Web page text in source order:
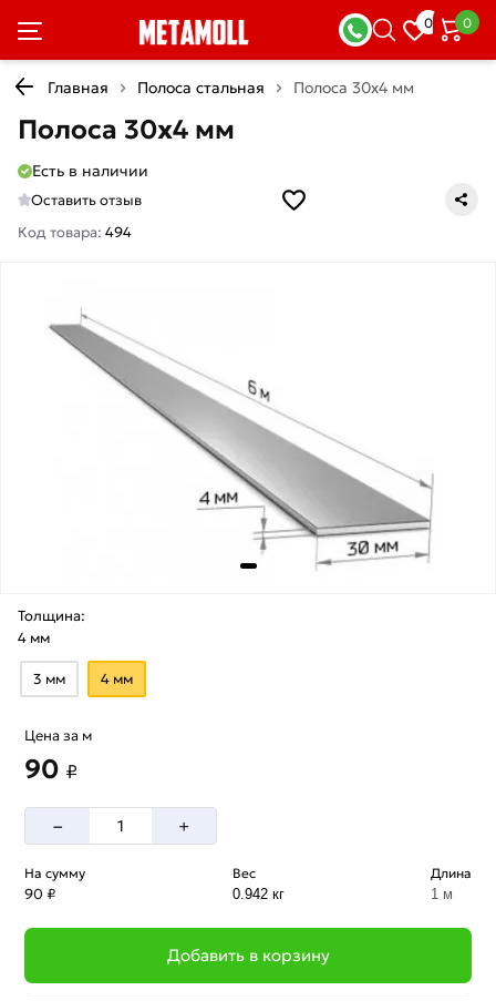
0 0
Главная Полоса стальная Полоса 30х4 мм
Полоса 30х4 мм
Есть в наличии
Оставить отзыв
Код товара: 494
Толщина:
4 мм
3 мм 4 мм
Цена за м
90 ₽
– +
На сумму
90 ₽
Вес
0.942 кг
Длина
1 м
Добавить в корзину